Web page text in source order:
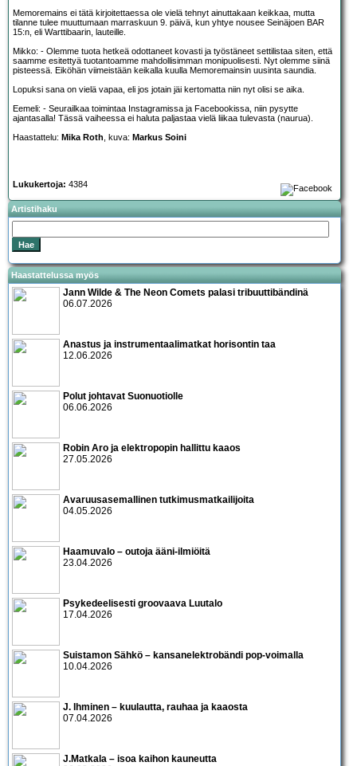
Memoremains ei tätä kirjoitettaessa ole vielä tehnyt ainuttakaan keikkaa, mutta
tilanne tulee muuttumaan marraskuun 9. päivä, kun yhtye nousee Seinäjoen BAR
15:n, eli Warttibaarin, lauteille.
Mikko: - Olemme tuota hetkeä odottaneet kovasti ja työstäneet settilistaa siten, että
saamme esitettyä tuotantoamme mahdollisimman monipuolisesti. Nyt olemme siinä
pisteessä. Eiköhän viimeistään keikalla kuulla Memoremainsin uusinta saundia.
Lopuksi sana on vielä vapaa, eli jos jotain jäi kertomatta niin nyt olisi se aika.
Eemeli: - Seurailkaa toimintaa Instagramissa ja Facebookissa, niin pysytte
ajantasalla! Tässä vaiheessa ei haluta paljastaa vielä liikaa tulevasta (naurua).
Haastattelu: Mika Roth, kuva: Markus Soini
Lukukertoja: 4384
Artistihaku
Haastattelussa myös
Jann Wilde & The Neon Comets palasi tribuuttibändinä
06.07.2026
Anastus ja instrumentaalimatkat horisontin taa
12.06.2026
Polut johtavat Suonuotiolle
06.06.2026
Robin Aro ja elektropopin hallittu kaaos
27.05.2026
Avaruusasemallinen tutkimusmatkailijoita
04.05.2026
Haamuvalo – outoja ääni-ilmiöitä
23.04.2026
Psykedeelisesti groovaava Luutalo
17.04.2026
Suistamon Sähkö – kansanelektrobändi pop-voimalla
10.04.2026
J. Ihminen – kuulautta, rauhaa ja kaaosta
07.04.2026
J.Matkala – isoa kaihon kauneutta